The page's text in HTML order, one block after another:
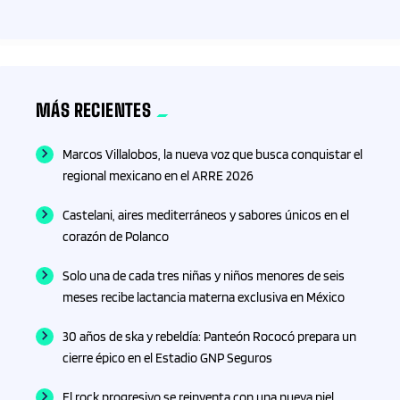
Blockchain
Blockchain- criptomonedas
Blogs
Bolsa
MÁS RECIENTES
Marcos Villalobos, la nueva voz que busca conquistar el
regional mexicano en el ARRE 2026
Castelani, aires mediterráneos y sabores únicos en el
corazón de Polanco
Solo una de cada tres niñas y niños menores de seis
meses recibe lactancia materna exclusiva en México
30 años de ska y rebeldía: Panteón Rococó prepara un
cierre épico en el Estadio GNP Seguros